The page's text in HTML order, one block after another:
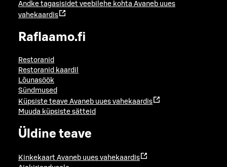
Andke tagasisidet veebilehe kohta Avaneb uues
vahekaardis
Raflaamo.fi
Restoranid
Restoranid kaardil
Lõunasöök
Sündmused
Küpsiste teave Avaneb uues vahekaardis
Muuda küpsiste sätteid
Üldine teave
Kinkekaart Avaneb uues vahekaardis